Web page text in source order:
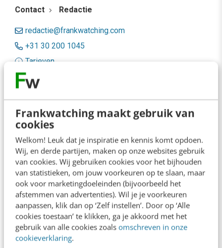
Frankwatching maakt gebruik van
cookies
Welkom! Leuk dat je inspiratie en kennis komt opdoen.
Wij, en derde partijen, maken op onze websites gebruik
van cookies. Wij gebruiken cookies voor het bijhouden
van statistieken, om jouw voorkeuren op te slaan, maar
ook voor marketingdoeleinden (bijvoorbeeld het
afstemmen van advertenties). Wil je je voorkeuren
aanpassen, klik dan op ‘Zelf instellen’. Door op ‘Alle
cookies toestaan’ te klikken, ga je akkoord met het
gebruik van alle cookies zoals omschreven in onze
cookieverklaring.
Contact Redactie
redactie@frankwatching.com
+31 30 200 1045
Tarieven
Meer contactopties
Frankwatching
Adverteren
Contact
Nieuwsbrieven
Over ons
Ons team
Werken bij
Whitepapers